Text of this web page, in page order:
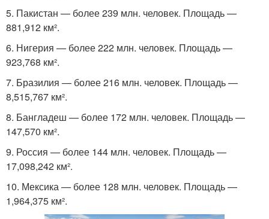
5. Пакистан — более 239 млн. человек. Площадь —
881,912 км².
6. Нигерия — более 222 млн. человек. Площадь —
923,768 км².
7. Бразилия — более 216 млн. человек. Площадь —
8,515,767 км².
8. Бангладеш — более 172 млн. человек. Площадь —
147,570 км².
9. Россия — более 144 млн. человек. Площадь —
17,098,242 км².
10. Мексика — более 128 млн. человек. Площадь —
1,964,375 км².